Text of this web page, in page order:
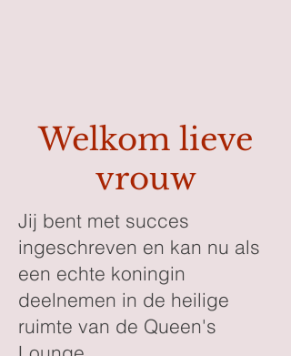
Welkom lieve
vrouw
Jij bent met succes
ingeschreven en kan nu als
een echte koningin
deelnemen in de heilige
ruimte van de Queen's